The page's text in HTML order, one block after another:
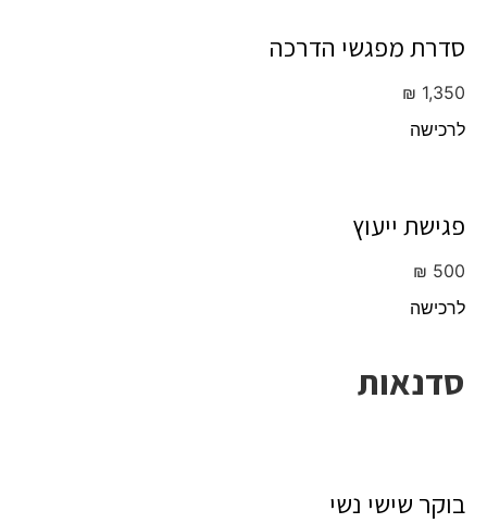
סדרת מפגשי הדרכה
₪ 1,350
לרכישה
פגישת ייעוץ
₪ 500
לרכישה
סדנאות
בוקר שישי נשי